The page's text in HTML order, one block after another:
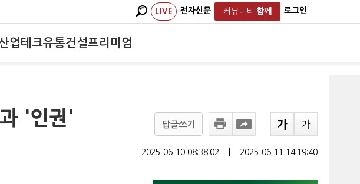
LIVE 전자신문 커뮤니티 함께 로그인
업테크유통건설프리미엄
'인권' 답글쓰기
2025-06-10 08:38:02 2025-06-11 14:19:40